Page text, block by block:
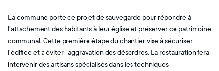
La commune porte ce projet de sauvegarde pour répondre à
l'attachement des habitants à leur église et préserver ce patrimoine
communal. Cette première étape du chantier vise à sécuriser
l'édifice et à éviter l'aggravation des désordres. La restauration fera
intervenir des artisans spécialisés dans les techniques